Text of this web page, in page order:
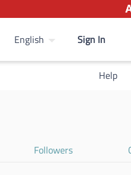
English Sign In
Help
Followers